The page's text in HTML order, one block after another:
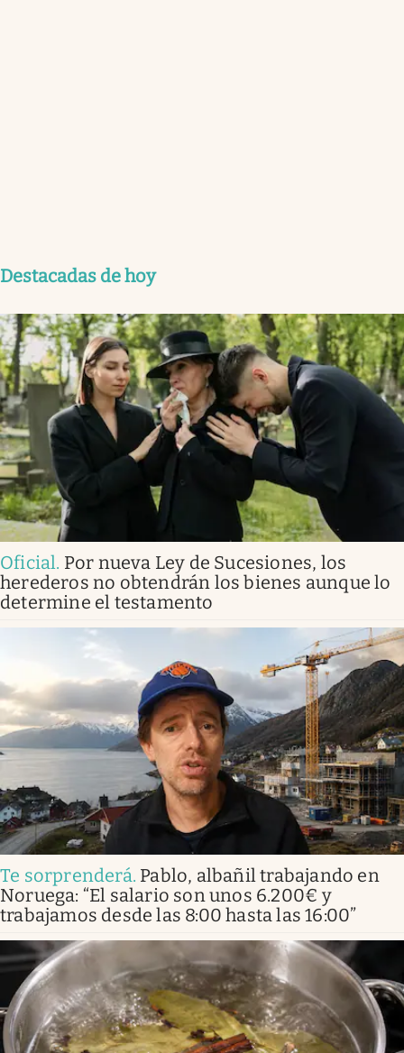
Destacadas de hoy
Oficial. Por nueva Ley de Sucesiones, los
herederos no obtendrán los bienes aunque lo
determine el testamento
Te sorprenderá. Pablo, albañil trabajando en
Noruega: “El salario son unos 6.200€ y
trabajamos desde las 8:00 hasta las 16:00”